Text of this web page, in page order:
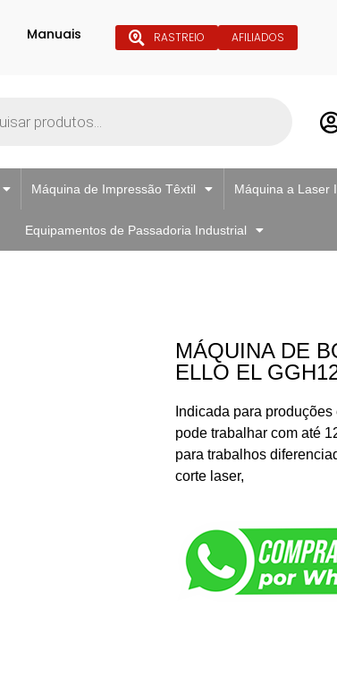
Manuais RASTREIO AFILIADOS
Máquina de Impressão Têxtil Máquina a Laser
Equipamentos de Passadoria Industrial
MÁQUINA DE
ELLO EL
Indicada para
pode trabalhar com até
para trabalhos
corte laser,